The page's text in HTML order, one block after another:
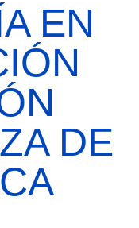
EN
DE